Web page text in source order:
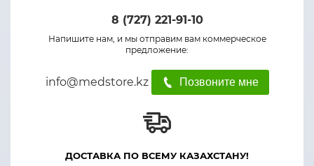
8 (727) 221-91-10
Напишите нам, и мы отправим вам коммерческое
предложение:
info@medstore.kz Позвоните мне
ДОСТАВКА ПО ВСЕМУ КАЗАХСТАНУ!